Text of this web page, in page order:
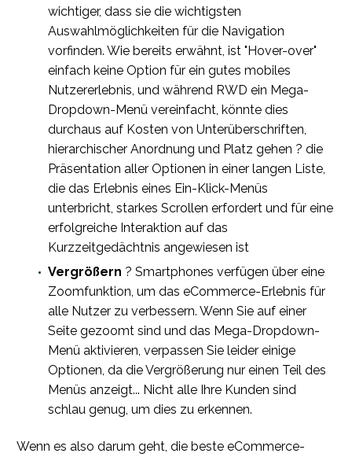
wichtiger, dass sie die wichtigsten
Auswahlmöglichkeiten für die Navigation
vorfinden. Wie bereits erwähnt, ist "Hover-over"
einfach keine Option für ein gutes mobiles
Nutzererlebnis, und während RWD ein Mega-
Dropdown-Menü vereinfacht, könnte dies
durchaus auf Kosten von Unterüberschriften,
hierarchischer Anordnung und Platz gehen ? die
Präsentation aller Optionen in einer langen Liste,
die das Erlebnis eines Ein-Klick-Menüs
unterbricht, starkes Scrollen erfordert und für eine
erfolgreiche Interaktion auf das
Kurzzeitgedächtnis angewiesen ist
Vergrößern ? Smartphones verfügen über eine
Zoomfunktion, um das eCommerce-Erlebnis für
alle Nutzer zu verbessern. Wenn Sie auf einer
Seite gezoomt sind und das Mega-Dropdown-
Menü aktivieren, verpassen Sie leider einige
Optionen, da die Vergrößerung nur einen Teil des
Menüs anzeigt... Nicht alle Ihre Kunden sind
schlau genug, um dies zu erkennen.
Wenn es also darum geht, die beste eCommerce-